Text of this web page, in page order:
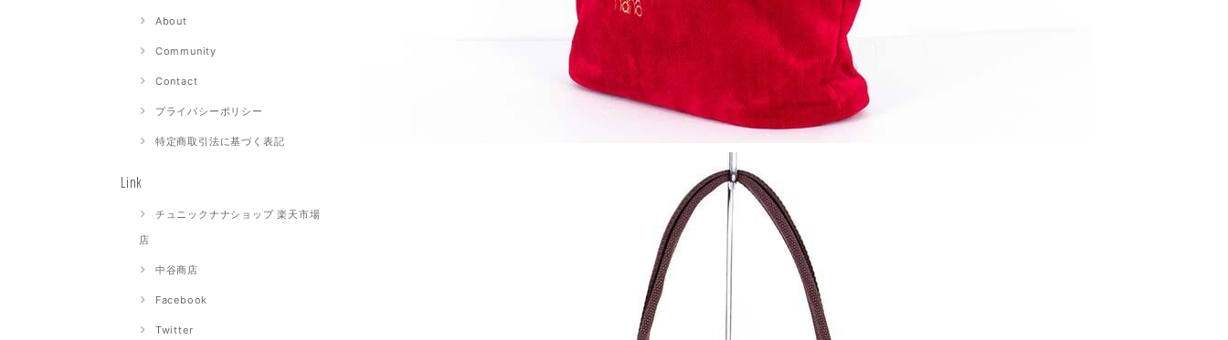
About
Community
Contact
プライバシーポリシー
特定商取引法に基づく表記
Link
チュニックナナショップ 楽天市場
店
中谷商店
Facebook
Twitter